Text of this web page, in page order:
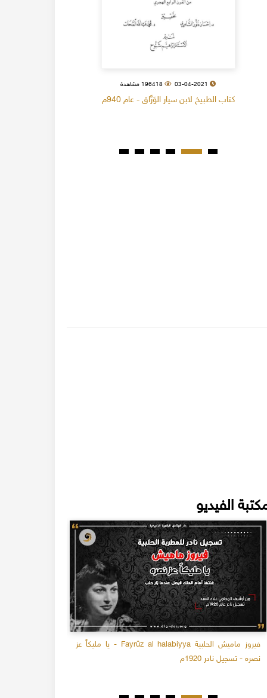
03-04-2021 196418 مشاهدة
كتاب الطبيخ لابن سيار الوَرَّاق - عام 940م
الفيديو
فيروز ماميش الحلبية Fayrûz al halabiyya - يا مليكاً عز
نصره - تسجيل نادر 1920م